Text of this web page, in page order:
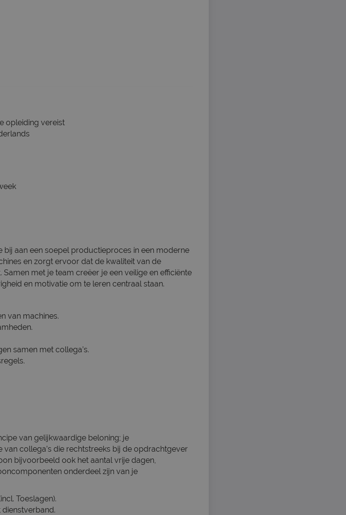
opleiding vereist
aan een soepel productieproces in een moderne
en zorgt ervoor dat de kwaliteit van de
met je team creëer je een veilige en efficiënte
en motivatie om te leren centraal staan.
van machines.
samen met collega’s.
van gelijkwaardige beloning; je
collega’s die rechtstreeks bij de opdrachtgever
bijvoorbeeld ook het aantal vrije dagen,
onderdeel zijn van je
Toeslagen).